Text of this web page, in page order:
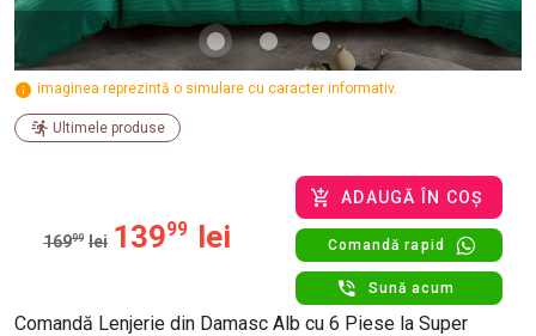
imaginea reprezintă o simulare cu caracter informativ.
Ultimele produse
16999 lei 13999 lei
ADAUGĂ ÎN COȘ
Comandă rapid
Sună acum
Comandă Lenjerie din Damasc Alb cu 6 Piese la Super